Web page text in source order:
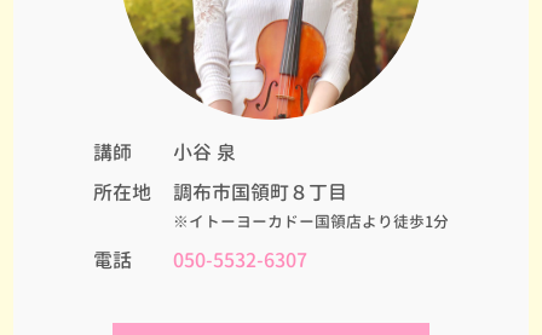
講師
小谷 泉
所在地
調布市国領町８丁目
※イトーヨーカドー国領店より徒歩1分
電話 050-5532-6307